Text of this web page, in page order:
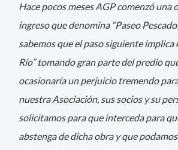
Hace pocos meses AGP comenzó una
ingreso que denomina “Paseo
sabemos que el paso siguiente implica
Río” tomando gran parte del predio
ocasionaría un perjuicio tremendo
nuestra Asociación, sus socios y su
solicitamos para que interceda para
abstenga de dicha obra y que